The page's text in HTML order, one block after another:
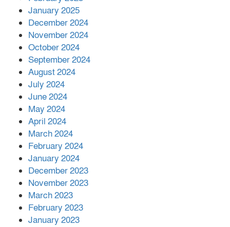
সহায়তা দিলেন সাচিং প্রু জেরী
January 2025
December 2024
November 2024
October 2024
September 2024
August 2024
July 2024
June 2024
May 2024
April 2024
March 2024
February 2024
January 2024
December 2023
November 2023
March 2023
February 2023
January 2023